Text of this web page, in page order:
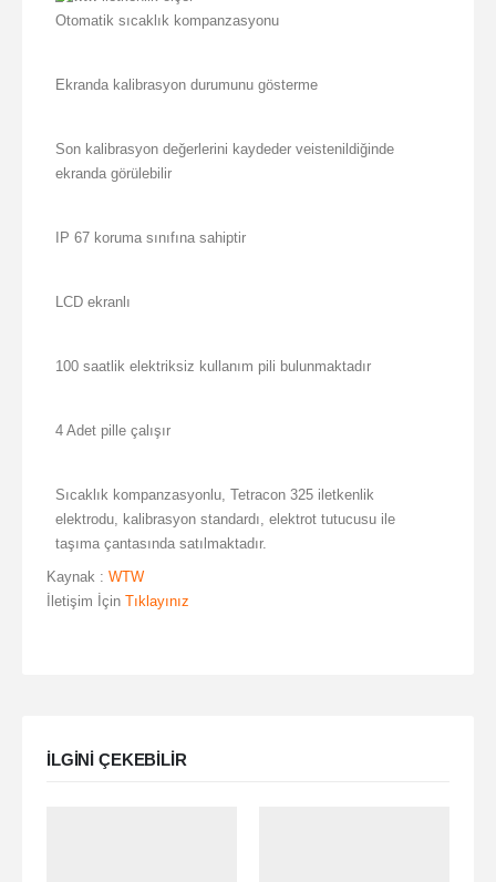
Otomatik sıcaklık kompanzasyonu
Ekranda kalibrasyon durumunu gösterme
Son kalibrasyon değerlerini kaydeder veistenildiğinde
ekranda görülebilir
IP 67 koruma sınıfına sahiptir
LCD ekranlı
100 saatlik elektriksiz kullanım pili bulunmaktadır
4 Adet pille çalışır
Sıcaklık kompanzasyonlu, Tetracon 325 iletkenlik
elektrodu, kalibrasyon standardı, elektrot tutucusu ile
taşıma çantasında satılmaktadır.
Kaynak : WTW
İletişim İçin Tıklayınız
ILGINI ÇEKEBILIR